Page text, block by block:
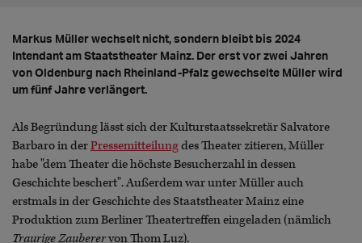
Markus Müller wechselt nicht, sondern bleibt bis 2024
Intendant am Staatstheater Mainz. Der erst vor zwei Jahren
von Oldenburg nach Rheinland-Pfalz gewechselte Müller wird
um fünf Jahre verlängert.
Als Begründung lässt sich der Kulturstaatssekretär Salvatore
Barbaro in derPressemitteilungdes Theater zitieren, Müller
habe "dem Theater die höchste Besucherzahl in dessen
Geschichte beschert". Außerdem war unter Müller auch
erstmals in der Geschichte des Staatstheater Mainz eine
Produktion zum Berliner Theatertreffen eingeladen (nämlich
Traurige Zauberervon Thom Luz).